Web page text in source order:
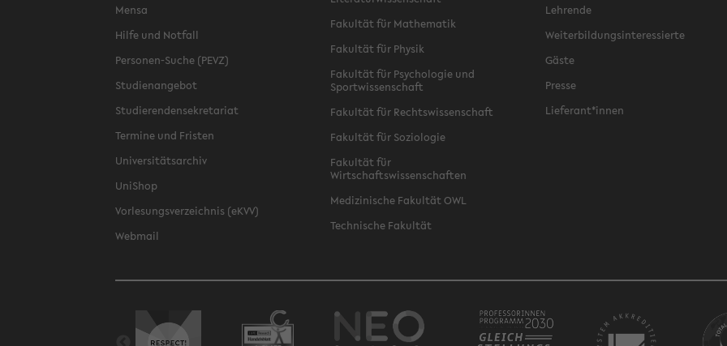
Mensa
Hilfe und Notfall
Personen-Suche (PEVZ)
Studienangebot
Studierendensekretariat
Termine und Fristen
Universitätsarchiv
UniShop
Vorlesungsverzeichnis (eKVV)
Webmail
Fakultät für Mathematik
Fakultät für Physik
Fakultät für Psychologie und
Sportwissenschaft
Fakultät für Rechtswissenschaft
Fakultät für Soziologie
Fakultät für
Wirtschaftswissenschaften
Medizinische Fakultät OWL
Technische Fakultät
Lehrende
Weiterbildungsinteressierte
Gäste
Presse
Lieferant*innen